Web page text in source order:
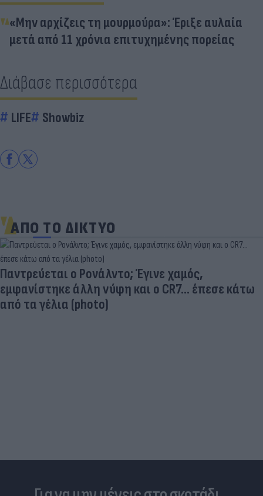
«Μην αρχίζεις τη μουρμούρα»: Έριξε αυλαία
μετά από 11 χρόνια επιτυχημένης πορείας
Διάβασε περισσότερα
LIFE Showbiz
ΑΠΟ ΤΟ ΔΙΚΤΥΟ
Πριν από τη δόξα, υπήρξε ένας πατέρας που
έπρεπε να δώσει μια μεγάλη μάχη για τον γιο του